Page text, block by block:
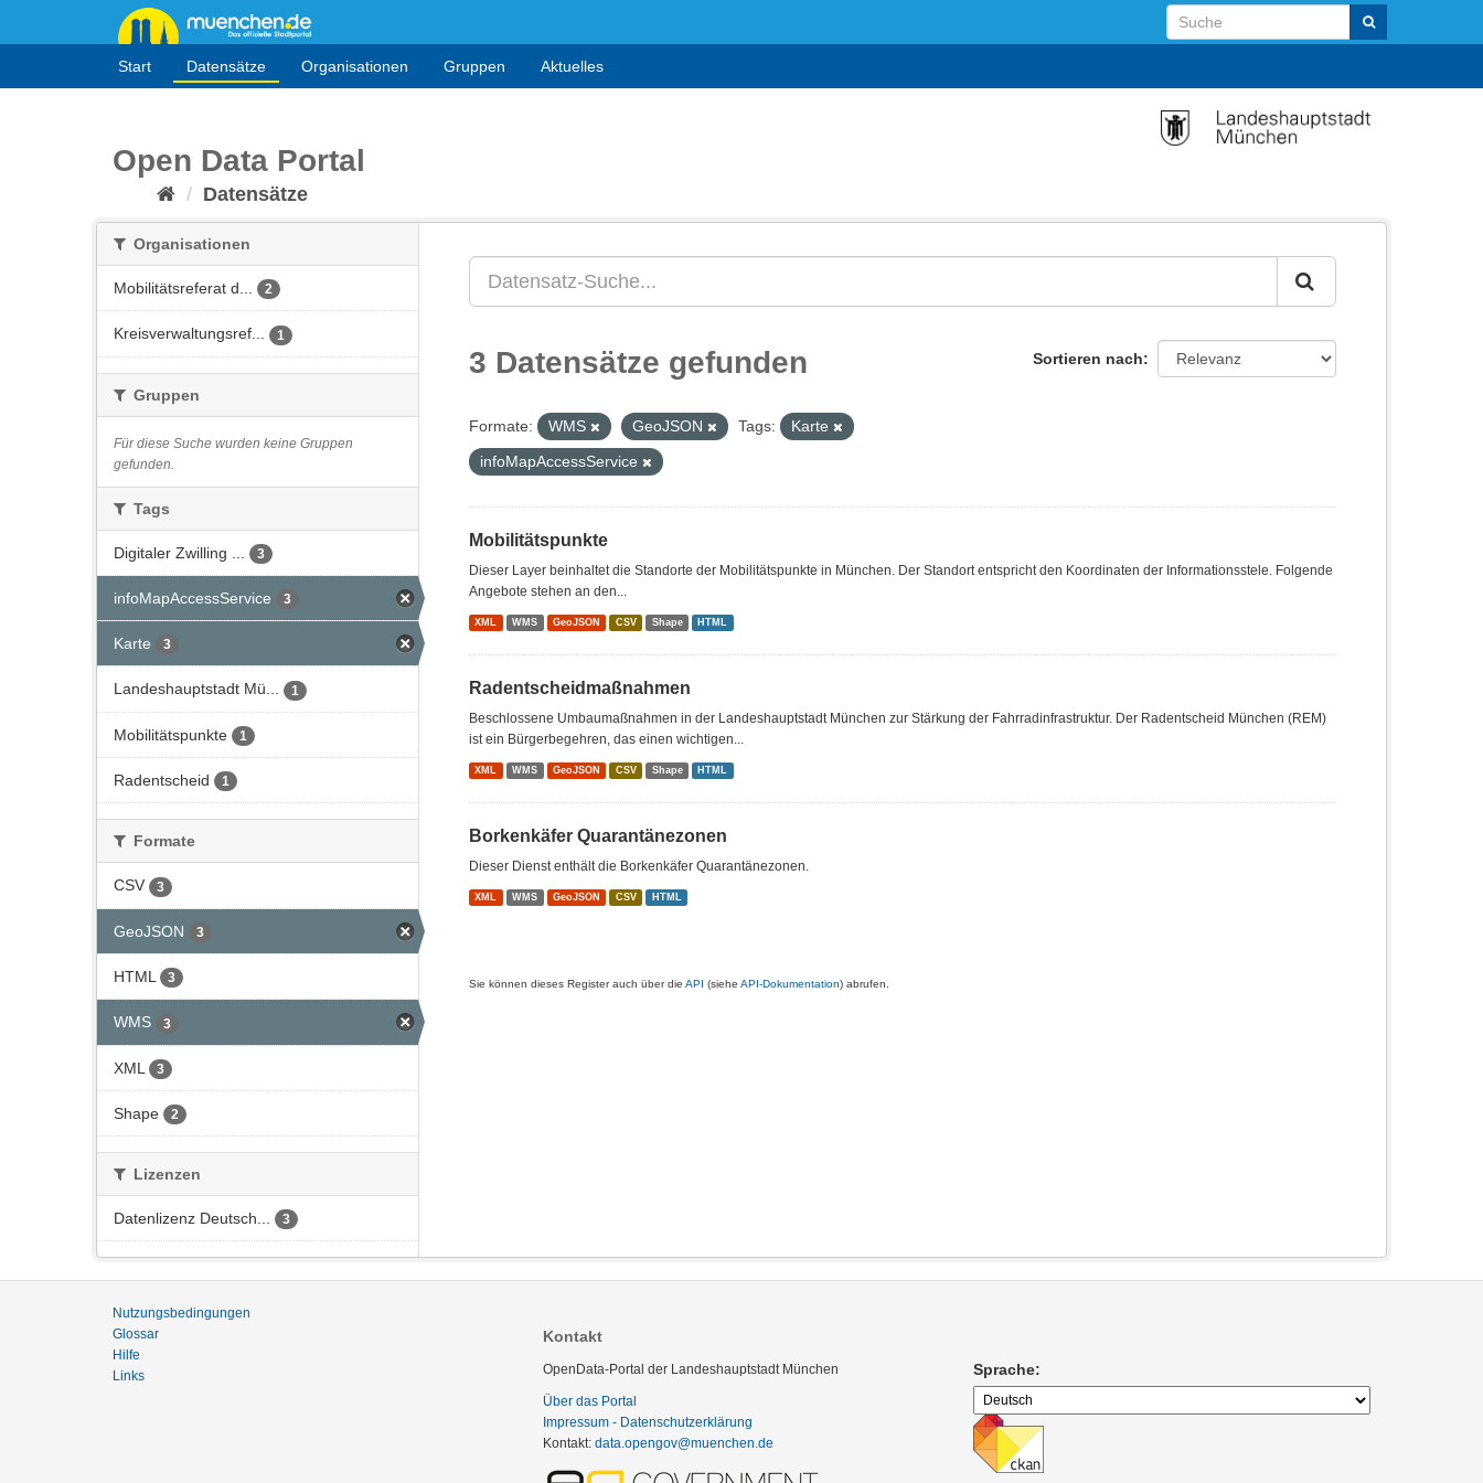
Start Datensätze Organisationen Gruppen Aktuelles
Open Data Portal
Datensätze
Organisationen
Mobilitätsreferat d... 2
Kreisverwaltungsref... 1
Gruppen
Für diese Suche wurden keine Gruppen
gefunden.
Tags
Digitaler Zwilling ... 3
infoMapAccessService 3
Karte 3
Landeshauptstadt Mü... 1
Mobilitätspunkte 1
Radentscheid 1
Formate
CSV 3
GeoJSON 3
HTML 3
WMS 3
XML 3
Shape 2
Lizenzen
Datenlizenz Deutsch... 3
Sortieren nach
3 Datensätze gefunden
Formate: WMS GeoJSON Tags:
Karte
infoMapAccessService
Mobilitätspunkte
Dieser Layer beinhaltet die Standorte der Mobilitätspunkte in München. Der Standort entspricht den Koordinaten der Informationsstele. Folgende
Angebote stehen an den...
XML WMS GeoJSON CSV Shape HTML
Radentscheidmaßnahmen
Beschlossene Umbaumaßnahmen in der Landeshauptstadt München zur Stärkung der Fahrradinfrastruktur. Der Radentscheid München (REM)
ist ein Bürgerbegehren, das einen wichtigen...
XML WMS GeoJSON CSV Shape HTML
Borkenkäfer Quarantänezonen
Dieser Dienst enthält die Borkenkäfer Quarantänezonen.
XML WMS GeoJSON CSV HTML
Sie können dieses Register auch über die API (siehe API-Dokumentation) abrufen.
Nutzungsbedingungen
Glossar
Hilfe
Links
Kontakt
OpenData-Portal der Landeshauptstadt München
Über das Portal
Impressum - Datenschutzerklärung
Kontakt: data.opengov@muenchen.de
Sprache